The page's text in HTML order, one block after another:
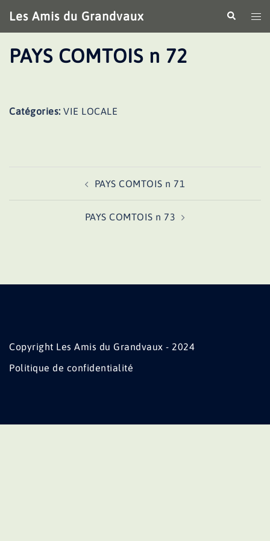
au
contenu
Les Amis du Grandvaux
le
PAYS COMTOIS n 72
Catégories: VIE LOCALE
PAYS COMTOIS n 71
PAYS COMTOIS n 73
Copyright Les Amis du Grandvaux - 2024
Politique de confidentialité